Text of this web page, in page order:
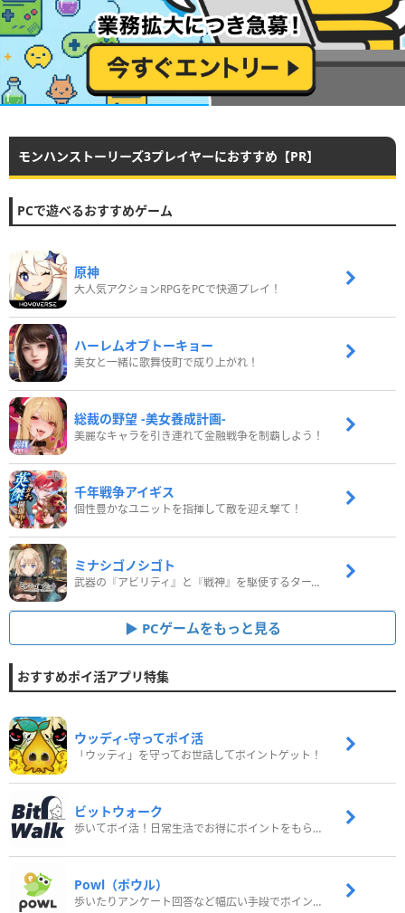
モンハンストーリーズ3プレイヤーにおすすめ【PR】
PCで遊べるおすすめゲーム
原神
大人気アクションRPGをPCで快適プレイ！
ハーレムオブトーキョー
美女と一緒に歌舞伎町で成り上がれ！
総裁の野望 -美女養成計画-
美麗なキャラを引き連れて金融戦争を制覇しよう！
千年戦争アイギス
個性豊かなユニットを指揮して敵を迎え撃て！
ミナシゴノシゴト
武器の『アビリティ』と『戦神』を駆使するターン制コマンドバトルRPG！
PCゲームをもっと見る
おすすめポイ活アプリ特集
ウッディ‐守ってポイ活
「ウッディ」を守ってお世話してポイントゲット！
ビットウォーク
歩いてポイ活！日常生活でお得にポイントをもらおう
Powl（ポウル）
歩いたりアンケート回答など幅広い手段でポイントをゲット